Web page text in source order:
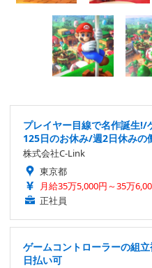
プレイヤー目線で名作誕生
125日のお休み/週2日休み
株式会社C-Link
東京都
月給35万5,000円～35万
正社員
ゲームコントローラーの組
日払い可